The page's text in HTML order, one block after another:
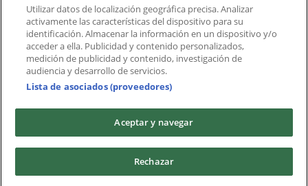
Productos
Ciudades
Descargar la APP Tiendeo
Copyright © Tiendeo ® 2026 · Shopfully Marketing S.L.U. –
Utilizar datos de localización geográfica precisa. Analizar
activamente las características del dispositivo para su
identificación. Almacenar la información en un dispositivo y/o
acceder a ella. Publicidad y contenido personalizados,
medición de publicidad y contenido, investigación de
audiencia y desarrollo de servicios.
Lista de asociados (proveedores)
Aceptar y navegar
Rechazar